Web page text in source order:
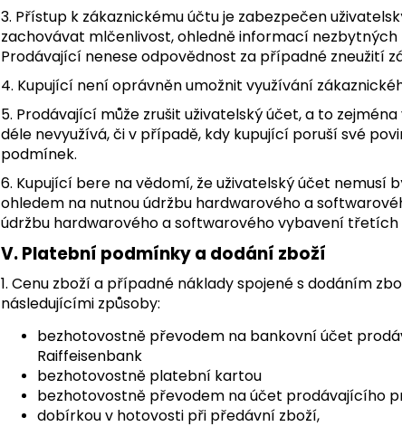
3. Přístup k zákaznickému účtu je zabezpečen
zachovávat mlčenlivost, ohledně informací nezbytných
Prodávající nenese odpovědnost za případné zneužití
4. Kupující není oprávněn umožnit využívání
5. Prodávající může zrušit uživatelský účet, a to
déle nevyužívá, či v případě, kdy kupující poruší své
podmínek.
6. Kupující bere na vědomí, že uživatelský účet nemusí
ohledem na nutnou údržbu hardwarového a
údržbu hardwarového a softwarového vybavení třetích
V. Platební podmínky a dodání zboží
1. Cenu zboží a případné náklady spojené s dodáním
následujícími způsoby:
bezhotovostně převodem na bankovní účet
Raiffeisenbank
bezhotovostně platební kartou
bezhotovostně převodem na účet prodávajícího
dobírkou v hotovosti při předávní zboží,